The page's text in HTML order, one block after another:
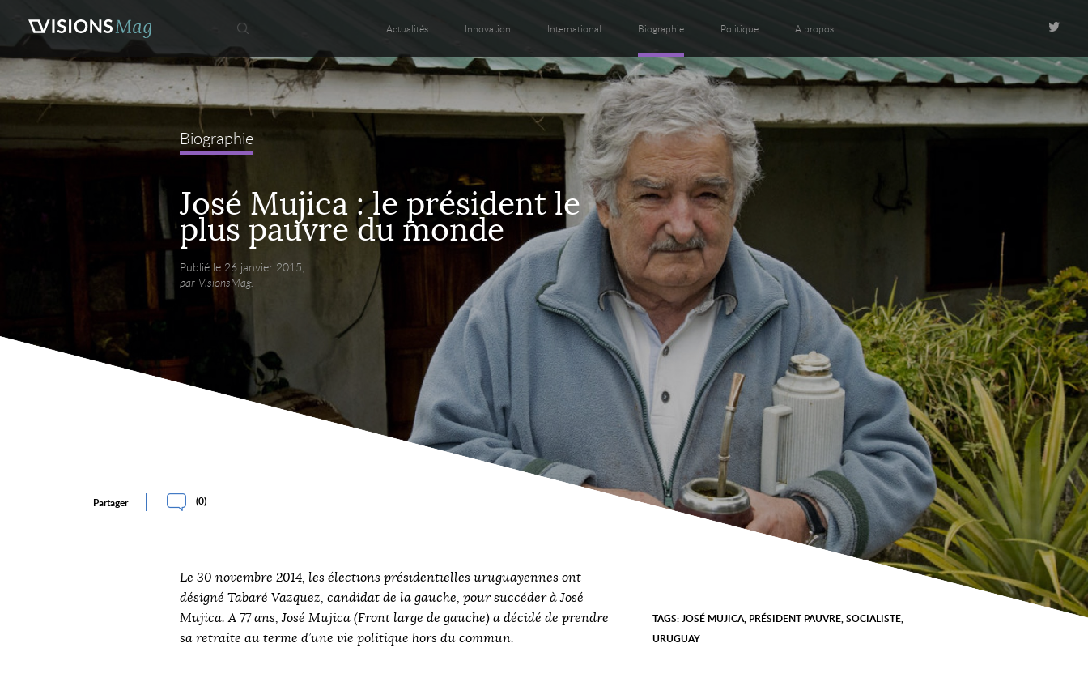
Actualités Innovation International Biographie Politique A propos
Biographie
José Mujica : le président le
plus pauvre du monde
Publié le 26 janvier 2015,
par VisionsMag.
Partager (0)
Le 30 novembre 2014, les élections présidentielles uruguayennes ont
désigné Tabaré Vazquez, candidat de la gauche, pour succéder à José
Mujica. A 77 ans, José Mujica (Front large de gauche) a décidé de prendre
sa retraite au terme d’une vie politique hors du commun.
TAGS:JOSÉ MUJICA, PRÉSIDENT PAUVRE,SOCIALISTE,
URUGUAY